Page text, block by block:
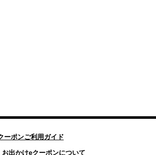
ーポンご利用ガイド
お出かけeクーポンについて